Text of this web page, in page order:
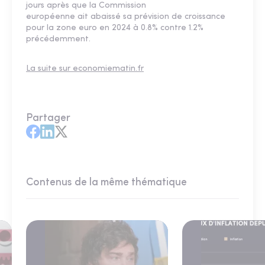
jours après que la Commission
européenne ait abaissé sa prévision de croissance
pour la zone euro en 2024 à 0.8% contre 1.2%
précédemment.
La suite sur economiematin.fr
Partager
Contenus de la même thématique